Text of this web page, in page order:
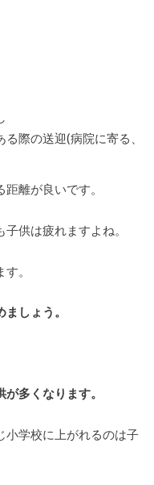
際の送迎(病院に寄る、
離が良いです。
供は疲れますよね。
。
しょう。
多くなります。
小学校に上がれるのは子